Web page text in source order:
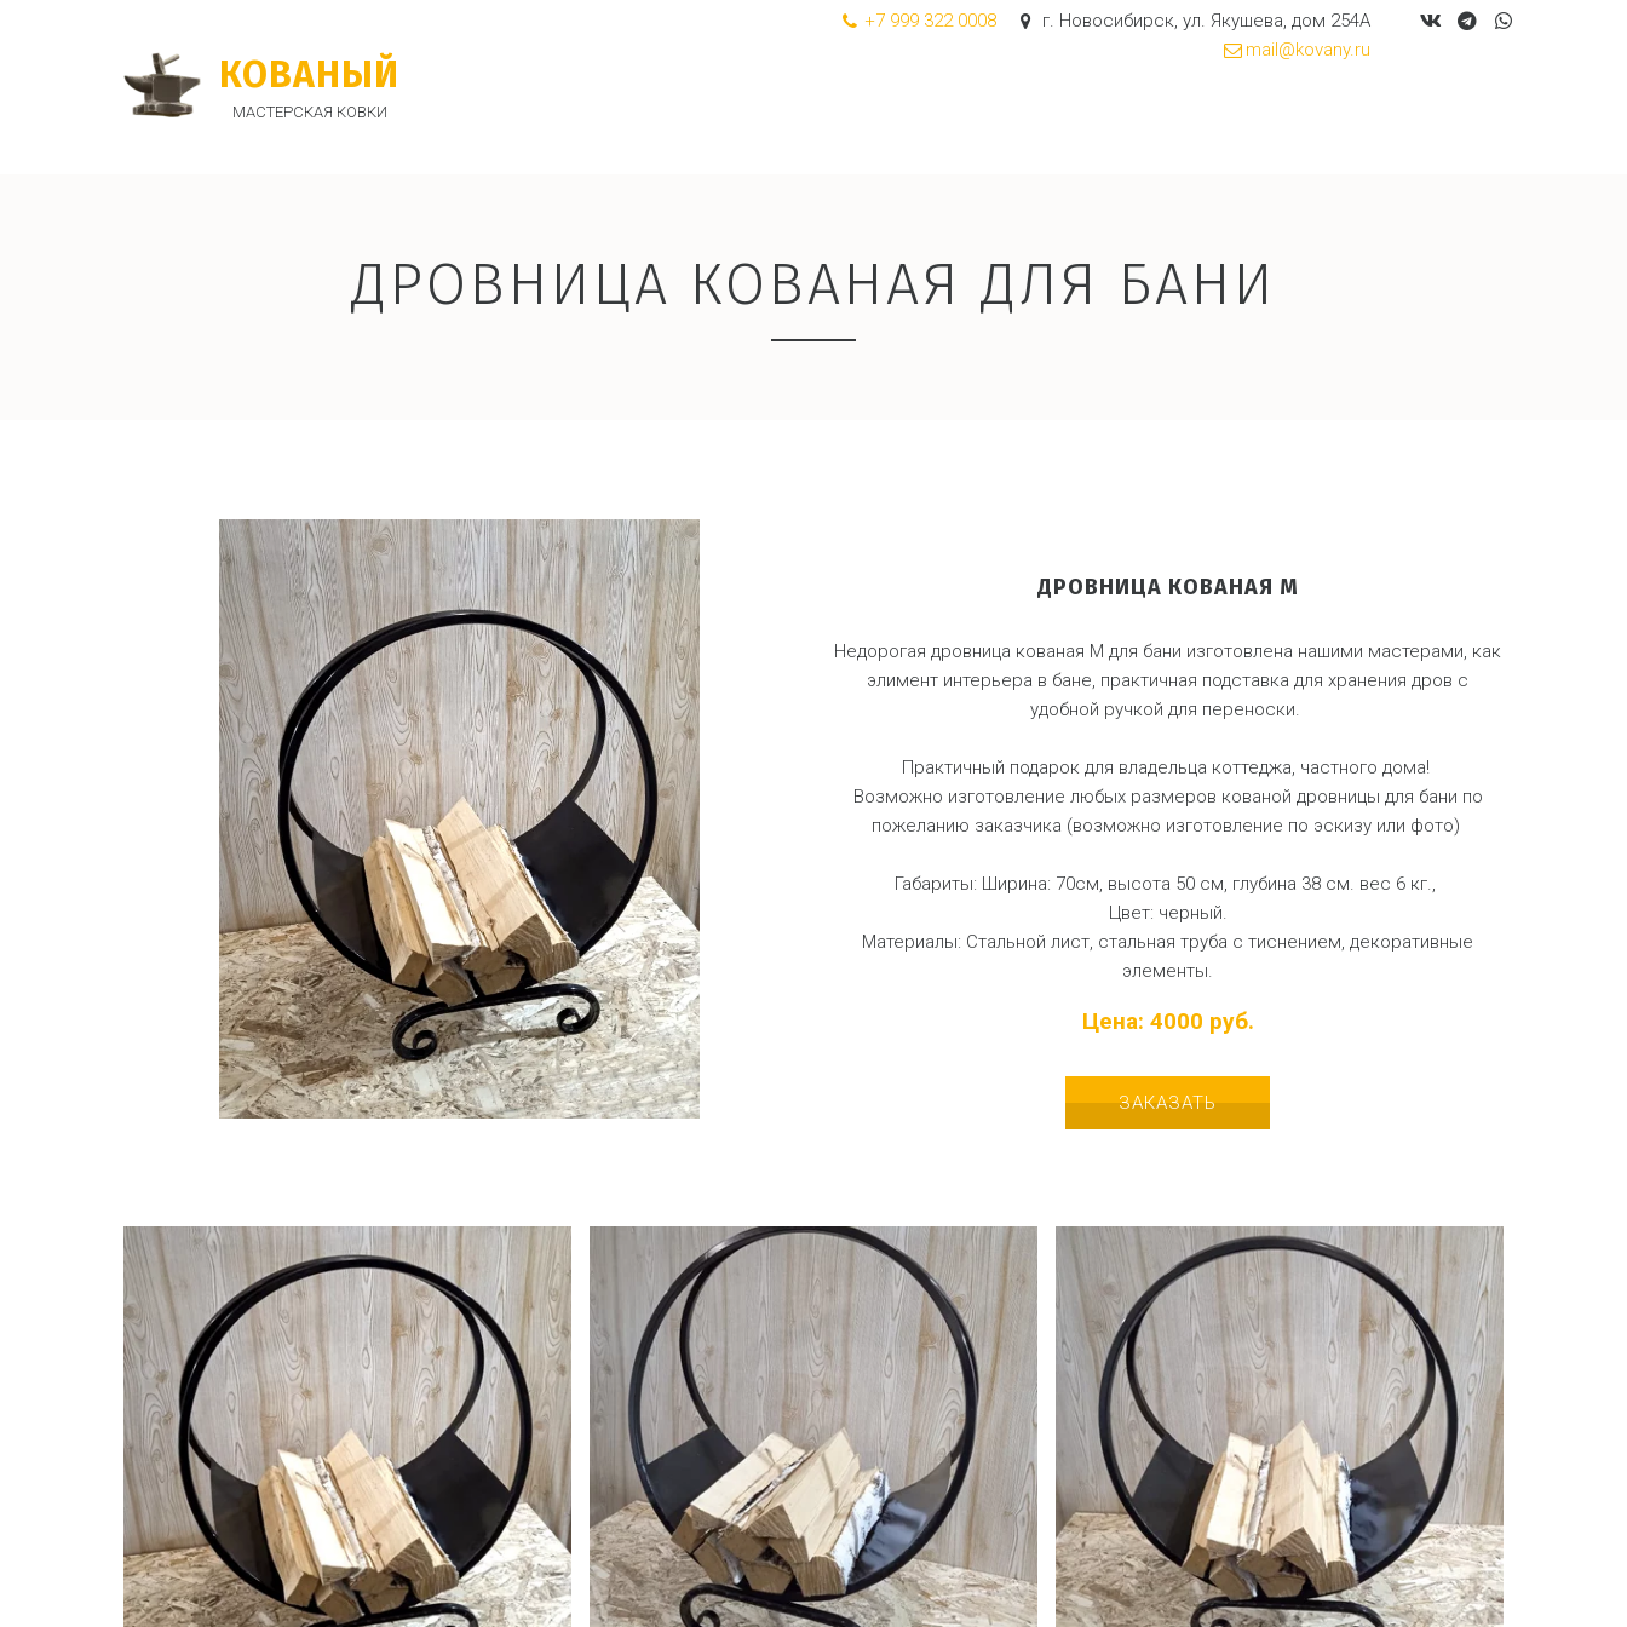
КОВАНЫЙ
МАСТЕРСКАЯ КОВКИ
г. Новосибирск, ул. Якушева, дом 254А
+7 999 322 0008
mail@kovany.ru
ДРОВНИЦА КОВАНАЯ ДЛЯ БАНИ
ДРОВНИЦА КОВАНАЯ М
Недорогая дровница кованая М для бани изготовлена нашими мастерами, как
элимент интерьера в бане, практичная подставка для хранения дров с
удобной ручкой для переноски.
Практичный подарок для владельца коттеджа, частного дома!
Возможно изготовление любых размеров кованой дровницы для бани по
пожеланию заказчика (возможно изготовление по эскизу или фото)
Габариты: Ширина: 70см, высота 50 см, глубина 38 см. вес 6 кг.,
Цвет: черный.
Материалы: Стальной лист, стальная труба с тиснением, декоративные
элементы.
Цена: 4000 руб.
ЗАКАЗАТЬ